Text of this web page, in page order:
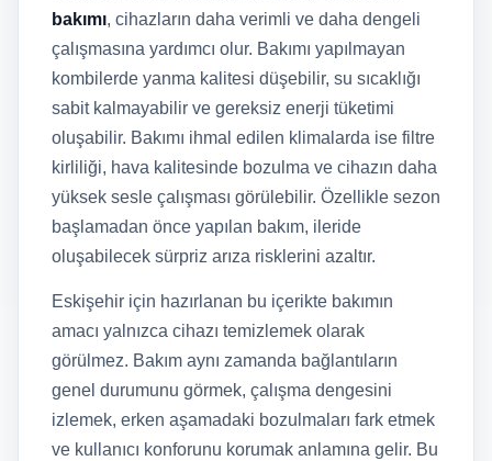
bakımı, cihazların daha verimli ve daha dengeli
çalışmasına yardımcı olur. Bakımı yapılmayan
kombilerde yanma kalitesi düşebilir, su sıcaklığı
sabit kalmayabilir ve gereksiz enerji tüketimi
oluşabilir. Bakımı ihmal edilen klimalarda ise filtre
kirliliği, hava kalitesinde bozulma ve cihazın daha
yüksek sesle çalışması görülebilir. Özellikle sezon
başlamadan önce yapılan bakım, ileride
oluşabilecek sürpriz arıza risklerini azaltır.
Eskişehir için hazırlanan bu içerikte bakımın
amacı yalnızca cihazı temizlemek olarak
görülmez. Bakım aynı zamanda bağlantıların
genel durumunu görmek, çalışma dengesini
izlemek, erken aşamadaki bozulmaları fark etmek
ve kullanıcı konforunu korumak anlamına gelir. Bu